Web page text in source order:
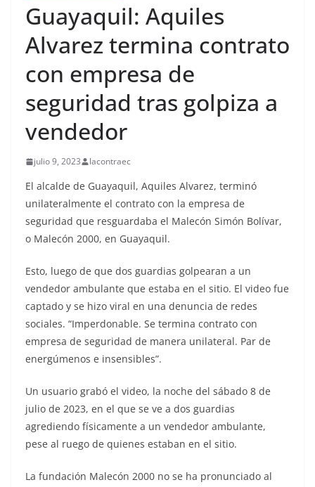
Guayaquil: Aquiles
Alvarez termina contrato
con empresa de
seguridad tras golpiza a
vendedor
julio 9, 2023 lacontraec
El alcalde de Guayaquil, Aquiles Alvarez, terminó
unilateralmente el contrato con la empresa de
seguridad que resguardaba el Malecón Simón Bolívar,
o Malecón 2000, en Guayaquil.
Esto, luego de que dos guardias golpearan a un
vendedor ambulante que estaba en el sitio. El video fue
captado y se hizo viral en una denuncia de redes
sociales. “Imperdonable. Se termina contrato con
empresa de seguridad de manera unilateral. Par de
energúmenos e insensibles”.
Un usuario grabó el video, la noche del sábado 8 de
julio de 2023, en el que se ve a dos guardias
agrediendo físicamente a un vendedor ambulante,
pese al ruego de quienes estaban en el sitio.
La fundación Malecón 2000 no se ha pronunciado al